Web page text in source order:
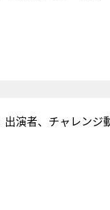
演者、チャレンジ